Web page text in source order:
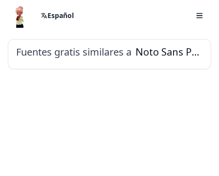
Español
Fuentes gratis similares a Noto Sans Phoenician